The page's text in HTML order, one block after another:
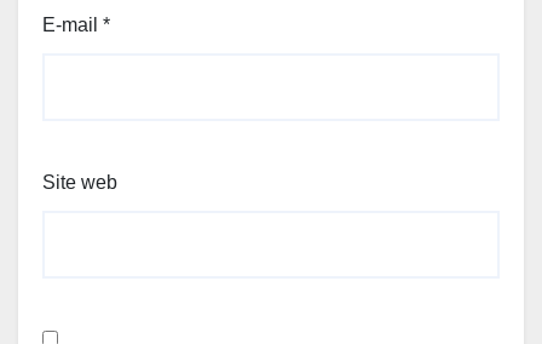
E-mail *
Site web